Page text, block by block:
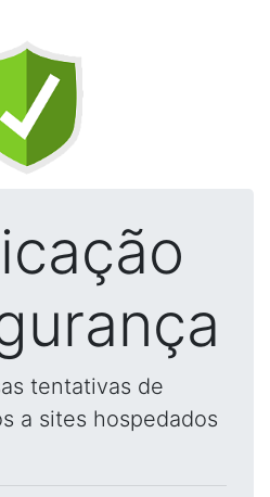
tentativas de
a sites hospedados